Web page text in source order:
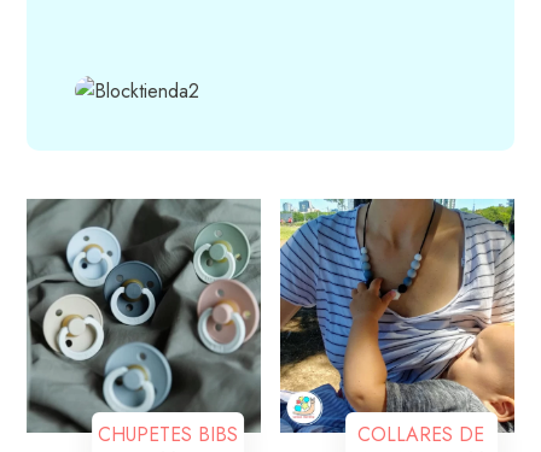
CHUPETES BIBS
COLLARES DE